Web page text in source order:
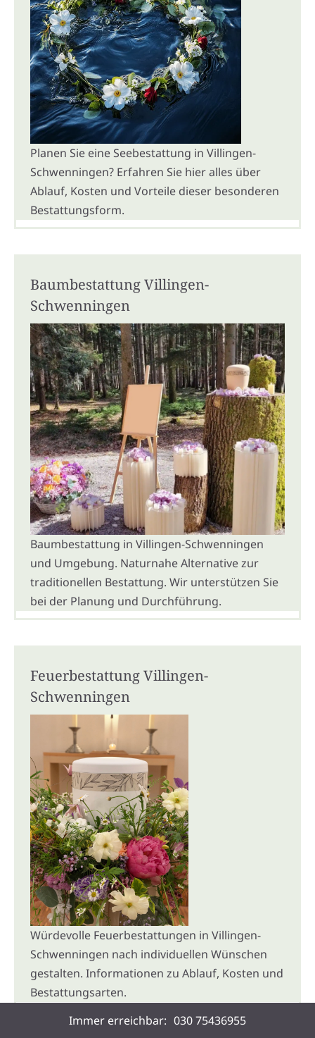
Planen Sie eine Seebestattung in Villingen-
Schwenningen? Erfahren Sie hier alles über
Ablauf, Kosten und Vorteile dieser besonderen
Bestattungsform.
Baumbestattung Villingen-
Schwenningen
Baumbestattung in Villingen-Schwenningen
und Umgebung. Naturnahe Alternative zur
traditionellen Bestattung. Wir unterstützen Sie
bei der Planung und Durchführung.
Feuerbestattung Villingen-
Schwenningen
Würdevolle Feuerbestattungen in Villingen-
Schwenningen nach individuellen Wünschen
gestalten. Informationen zu Ablauf, Kosten und
Bestattungsarten.
Immer erreichbar: 030 75436955